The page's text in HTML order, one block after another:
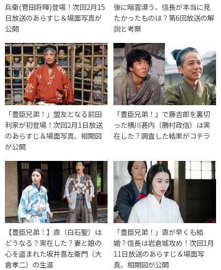
兵衛(菅田将暉)登場！次回2月15
日放送のあらすじ＆場面写真が
公開
後に暗雲漂う、信長が本当に見
たかったものは？第6回放送の解
説と考察
「豊臣兄弟！」盟友となる前田
利家が初登場！次回2月1日放送
のあらすじ＆場面写真、相関図
が公開
『豊臣兄弟！』で藤吉郎を裏切
った横川甚内（勝村政信）は実
在した？調査した結果がコチラ
【豊臣兄弟！】直（白石聖）は
どうなる？実在した？妻と娘の
心を盗まれた坂井喜左衛門（大
倉孝二）の生涯
「豊臣兄弟！」直が早くも結
婚？信長は岩倉城攻め！次回1月
11日放送のあらすじ＆場面写
真、相関図が公開